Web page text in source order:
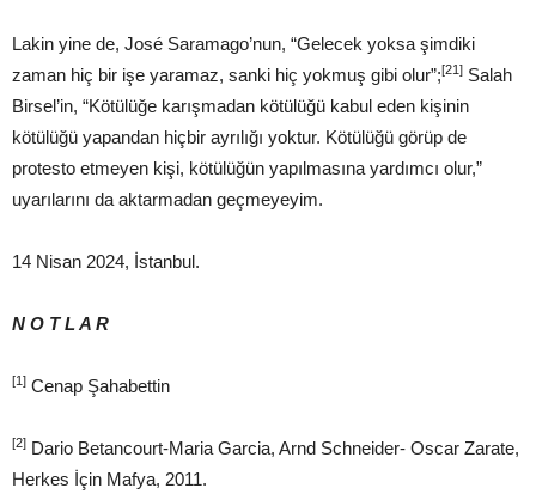
Lakin yine de, José Saramago’nun, “Gelecek yoksa şimdiki
zaman hiç bir işe yaramaz, sanki hiç yokmuş gibi olur”;[21] Salah
Birsel’in, “Kötülüğe karışmadan kötülüğü kabul eden kişinin
kötülüğü yapandan hiçbir ayrılığı yoktur. Kötülüğü görüp de
protesto etmeyen kişi, kötülüğün yapılmasına yardımcı olur,”
uyarılarını da aktarmadan geçmeyeyim.
14 Nisan 2024, İstanbul.
N O T L A R
[1] Cenap Şahabettin
[2] Dario Betancourt-Maria Garcia, Arnd Schneider- Oscar Zarate,
Herkes İçin Mafya, 2011.